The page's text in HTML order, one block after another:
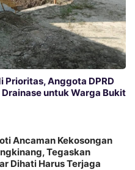
Anggota DPRD
untuk Warga Bukit
Ancaman Kekosongan
Tegaskan
Dihati Harus Terjaga